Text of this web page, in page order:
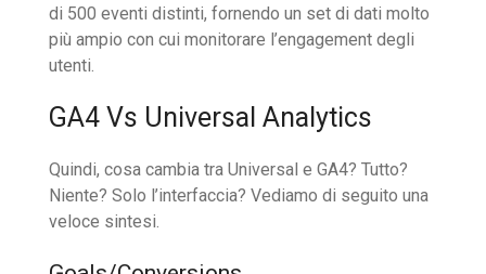
di 500 eventi distinti, fornendo un set di dati molto
più ampio con cui monitorare l’engagement degli
utenti.
GA4 Vs Universal Analytics
Quindi, cosa cambia tra Universal e GA4? Tutto?
Niente? Solo l’interfaccia? Vediamo di seguito una
veloce sintesi.